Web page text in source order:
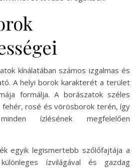
kínálatában számos izgalmas és
A helyi borok karakterét a terület
formálja. A borászatok széles
fehér, rosé és vörösborok terén, így
ízlésének megfelelően
egyik legismertebb szőlőfajtája a
ízvilágával és gazdag